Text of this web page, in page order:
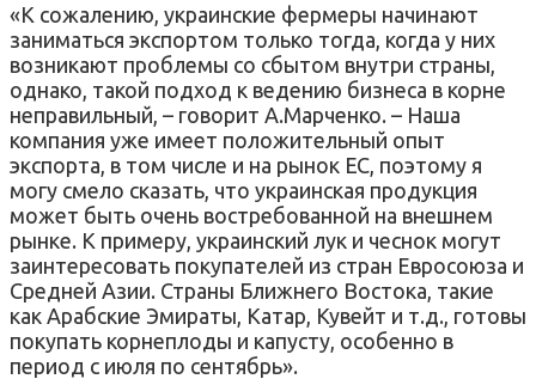
«К сожалению, украинские фермеры начинают
заниматься экспортом только тогда, когда у них
возникают проблемы со сбытом внутри страны,
однако, такой подход к ведению бизнеса в корне
неправильный, – говорит А.Марченко. – Наша
компания уже имеет положительный опыт
экспорта, в том числе и на рынок ЕС, поэтому я
могу смело сказать, что украинская продукция
может быть очень востребованной на внешнем
рынке. К примеру, украинский лук и чеснок могут
заинтересовать покупателей из стран Евросоюза и
Средней Азии. Страны Ближнего Востока, такие
как Арабские Эмираты, Катар, Кувейт и т.д., готовы
покупать корнеплоды и капусту, особенно в
период с июля по сентябрь».